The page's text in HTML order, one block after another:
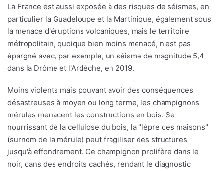
La France est aussi exposée à des risques de séismes, en
particulier la Guadeloupe et la Martinique, également sous
la menace d'éruptions volcaniques, mais le territoire
métropolitain, quoique bien moins menacé, n'est pas
épargné avec, par exemple, un séisme de magnitude 5,4
dans la Drôme et l'Ardèche, en 2019.
Moins violents mais pouvant avoir des conséquences
désastreuses à moyen ou long terme, les champignons
mérules menacent les constructions en bois. Se
nourrissant de la cellulose du bois, la "lèpre des maisons"
(surnom de la mérule) peut fragiliser des structures
jusqu'à effondrement. Ce champignon prolifère dans le
noir, dans des endroits cachés, rendant le diagnostic